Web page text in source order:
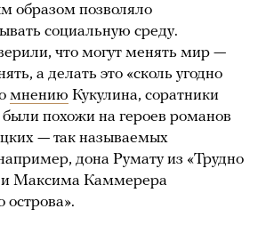
образом позволяло
социальную среду.
что могут менять мир —
а делать это «сколь угодно
мнению Кукулина, соратники
похожи на героев романов
— так называемых
дона Румату из «Трудно
Максима Каммерера
острова».